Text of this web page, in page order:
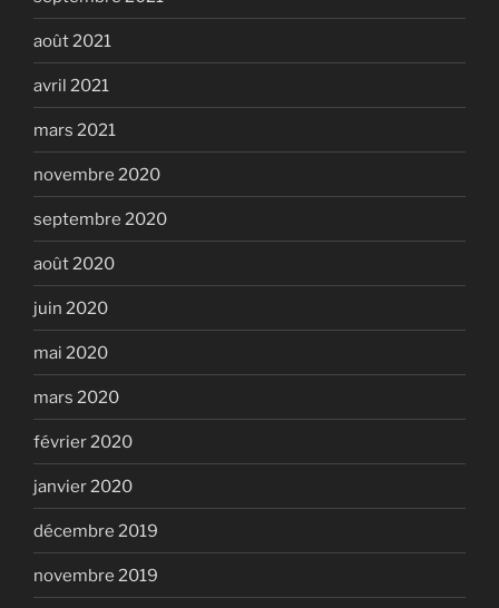
août 2021
avril 2021
mars 2021
novembre 2020
septembre 2020
août 2020
juin 2020
mai 2020
mars 2020
février 2020
janvier 2020
décembre 2019
novembre 2019